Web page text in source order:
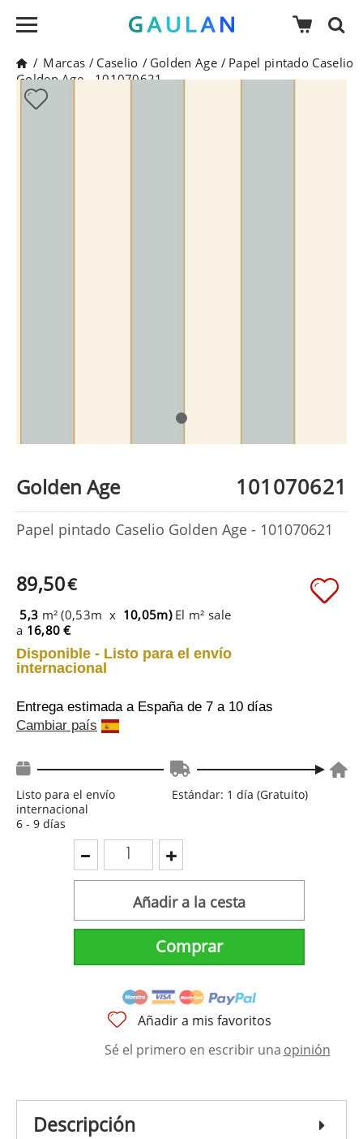
/ Marcas / Caselio / Golden Age / Papel pintado Caselio
Golden Age - 101070621
Golden Age 101070621
Papel pintado Caselio Golden Age - 101070621
89,50€
5,3 m² (0,53m x 10,05m) El m² sale
a 16,80 €
Disponible - Listo para el envío
internacional
Entrega estimada a España de 7 a 10 días
Cambiar país
Listo para el envío
internacional
6 - 9 días
Estándar: 1 día (Gratuito)
Añadir a la cesta
Comprar
Añadir a mis favoritos
Sé el primero en escribir una opinión
Descripción